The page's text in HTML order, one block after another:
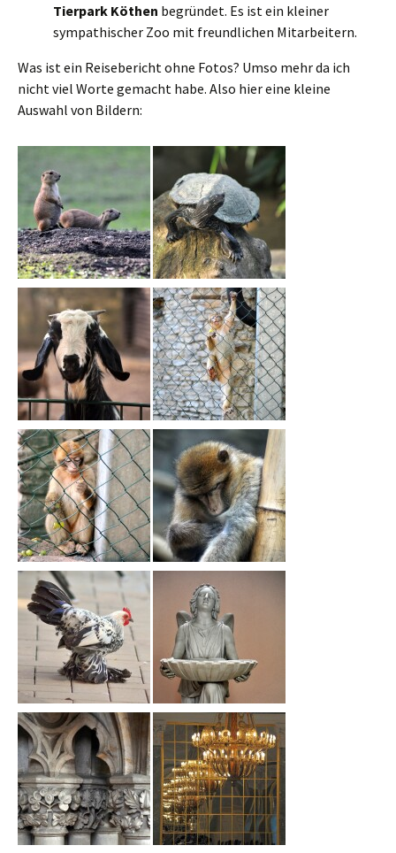
Tierpark Köthen begründet. Es ist ein kleiner
sympathischer Zoo mit freundlichen Mitarbeitern.
Was ist ein Reisebericht ohne Fotos? Umso mehr da ich
nicht viel Worte gemacht habe. Also hier eine kleine
Auswahl von Bildern: